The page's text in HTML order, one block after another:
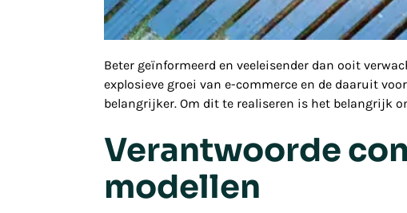
Beter geïnformeerd en veeleisender dan ooit
explosieve groei van e-commerce en de daaruit
belangrijker. Om dit te realiseren is het belangrijk
Verantwoorde
modellen